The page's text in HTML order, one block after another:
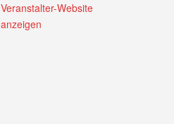
Veranstalter-Website
anzeigen